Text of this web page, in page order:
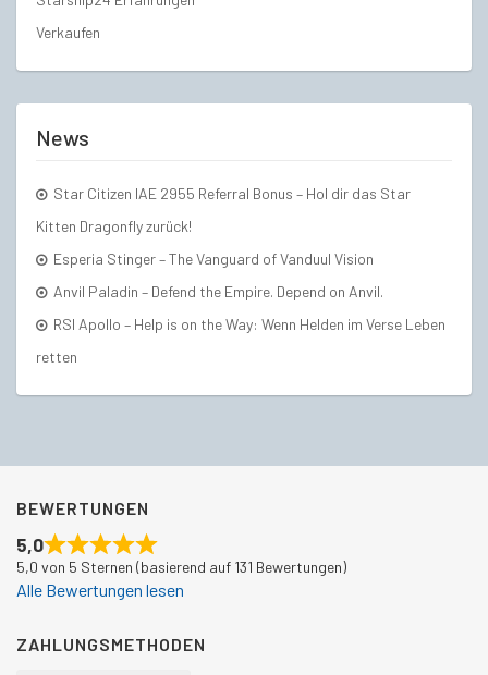
Verkaufen
News
Star Citizen IAE 2955 Referral Bonus – Hol dir das Star
Kitten Dragonfly zurück!
Esperia Stinger – The Vanguard of Vanduul Vision
Anvil Paladin – Defend the Empire. Depend on Anvil.
RSI Apollo – Help is on the Way: Wenn Helden im Verse Leben
retten
BEWERTUNGEN
5,0
5,0 von 5 Sternen (basierend auf 131 Bewertungen)
Alle Bewertungen lesen
ZAHLUNGSMETHODEN